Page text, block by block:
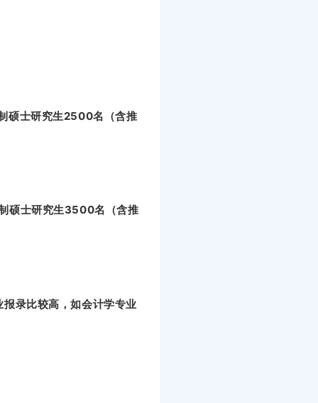
硕士研究生2500名（含推
硕士研究生3500名（含推
录比较高，如会计学专业